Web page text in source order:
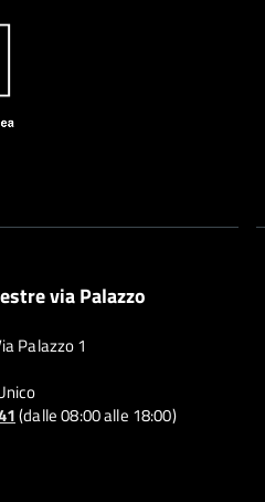
via Palazzo
Palazzo 1
(dalle 08:00 alle 18:00)